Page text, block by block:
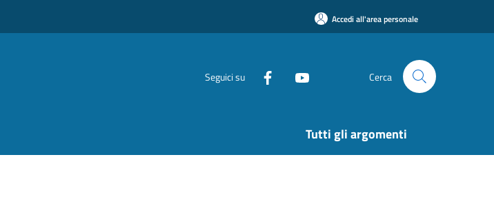
Accedi all'area personale
Seguici su Cerca
Tutti gli argomenti